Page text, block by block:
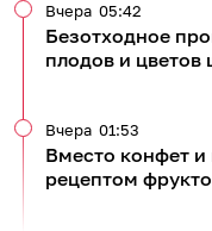
Безотходное
плодов и цветов
Вчера 05:42
Вместо конфет
рецептом
Вчера 01:53